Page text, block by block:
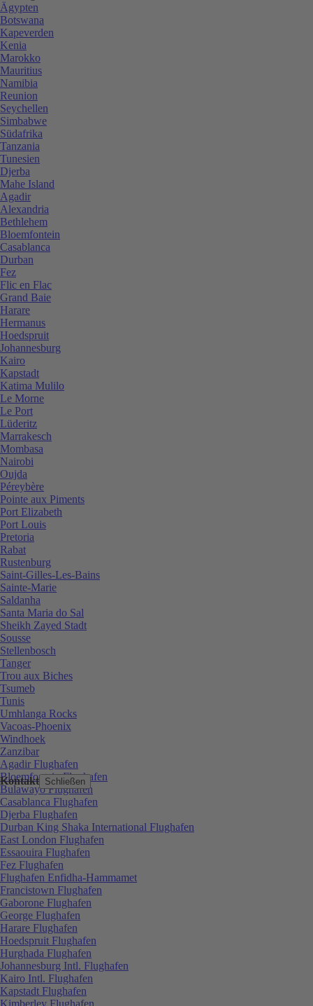
Kontakt Schließen
Ägypten
Botswana
Kapeverden
Kenia
Marokko
Mauritius
Namibia
Reunion
Seychellen
Simbabwe
Südafrika
Tanzania
Tunesien
Djerba
Mahe Island
Agadir
Alexandria
Bethlehem
Bloemfontein
Casablanca
Durban
Fez
Flic en Flac
Grand Baie
Harare
Hermanus
Hoedspruit
Johannesburg
Kairo
Kapstadt
Katima Mulilo
Le Morne
Le Port
Lüderitz
Marrakesch
Mombasa
Nairobi
Oujda
Péreybère
Pointe aux Piments
Port Elizabeth
Port Louis
Pretoria
Rabat
Rustenburg
Saint-Gilles-Les-Bains
Sainte-Marie
Saldanha
Santa Maria do Sal
Sheikh Zayed Stadt
Sousse
Stellenbosch
Tanger
Trou aux Biches
Tsumeb
Tunis
Umhlanga Rocks
Vacoas-Phoenix
Windhoek
Zanzibar
Agadir Flughafen
Bloemfontein Flughafen
Bulawayo Flughafen
Casablanca Flughafen
Djerba Flughafen
Durban King Shaka International Flughafen
East London Flughafen
Essaouira Flughafen
Fez Flughafen
Flughafen Enfidha-Hammamet
Francistown Flughafen
Gaborone Flughafen
George Flughafen
Harare Flughafen
Hoedspruit Flughafen
Hurghada Flughafen
Johannesburg Intl. Flughafen
Kairo Intl. Flughafen
Kapstadt Flughafen
Kimberley Flughafen